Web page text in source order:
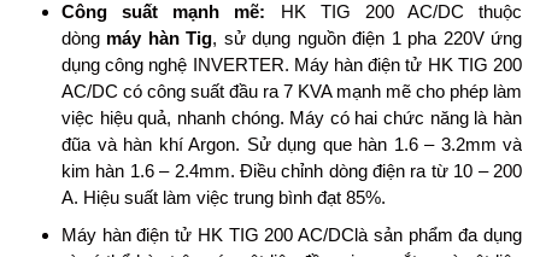
Công suất mạnh mẽ: HK TIG 200 AC/DC thuộc
dòng máy hàn Tig, sử dụng nguồn điện 1 pha 220V ứng
dụng công nghệ INVERTER. Máy hàn điện tử HK TIG 200
AC/DC có công suất đầu ra 7 KVA mạnh mẽ cho phép làm
việc hiệu quả, nhanh chóng. Máy có hai chức năng là hàn
đũa và hàn khí Argon. Sử dụng que hàn 1.6 – 3.2mm và
kim hàn 1.6 – 2.4mm. Điều chỉnh dòng điện ra từ 10 – 200
A. Hiệu suất làm việc trung bình đạt 85%.
Máy hàn điện tử HK TIG 200 AC/DClà sản phẩm đa dụng